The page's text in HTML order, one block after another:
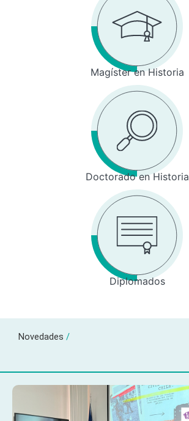
Magíster en Historia
Doctorado en Historia
Diplomados
Novedades /